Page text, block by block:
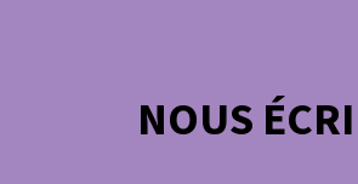
NOUS